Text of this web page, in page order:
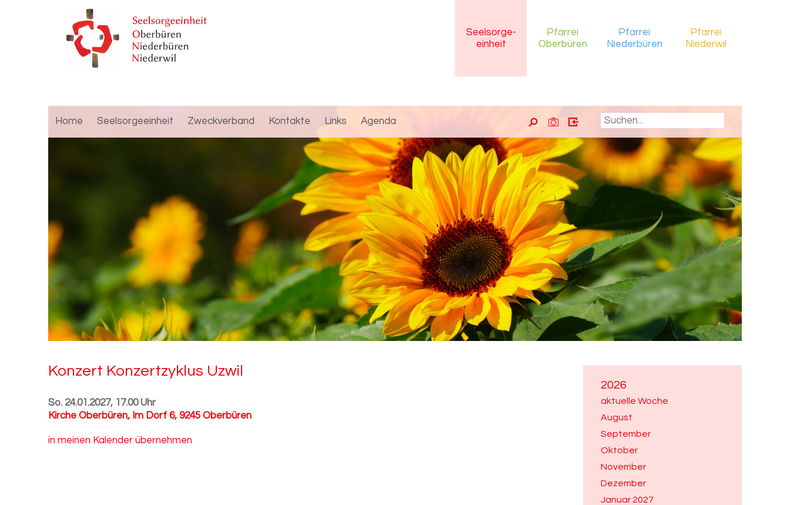
Seelsorge-
einheit
Pfarrei
Oberbüren
Pfarrei
Niederbüren
Pfarrei
Niederwil
Home Seelsorgeeinheit Zweckverband Kontakte Links Agenda
2026
aktuelle Woche
August
September
Oktober
November
Dezember
Januar 2027
Kon­zert Kon­zert­zy­klus Uzwil
So. 24.01.2027, 17.00 Uhr
Kirche Oberbüren, Im Dorf 6, 9245 Oberbüren
in meinen Kalender übernehmen